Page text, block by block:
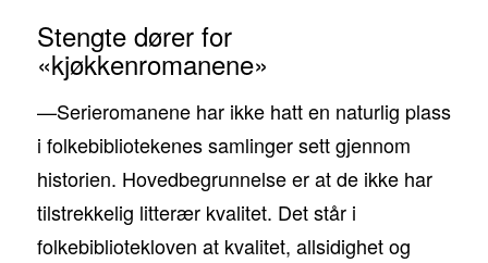
Stengte dører for
«kjøkkenromanene»
—Serieromanene har ikke hatt en naturlig plass
i folkebibliotekenes samlinger sett gjennom
historien. Hovedbegrunnelse er at de ikke har
tilstrekkelig litterær kvalitet. Det står i
folkebibliotekloven at kvalitet, allsidighet og